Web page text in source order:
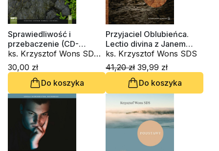
Sprawiedliwość i
przebaczenie (CD-
audiobook)
ks. Krzysztof Wons SDS,
ks. Piotr Kot, Innocenzo
Gargano OSBCam.
30,00 zł
Do koszyka
Przyjaciel Oblubieńca.
Lectio divina z Janem
Chrzcicielem
ks. Krzysztof Wons SDS
41,20 zł 39,99 zł
Do koszyka